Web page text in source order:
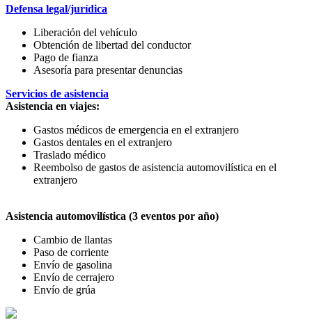
Defensa legal/jurídica
Liberación del vehículo
Obtención de libertad del conductor
Pago de fianza
Asesoría para presentar denuncias
Servicios de asistencia
Asistencia en viajes:
Gastos médicos de emergencia en el extranjero
Gastos dentales en el extranjero
Traslado médico
Reembolso de gastos de asistencia automovilística en el
extranjero
Asistencia automovilística (3 eventos por año)
Cambio de llantas
Paso de corriente
Envío de gasolina
Envío de cerrajero
Envío de grúa